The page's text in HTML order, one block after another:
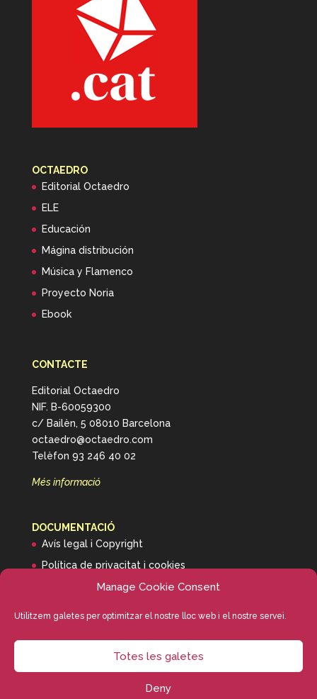
Manage Cookie Consent
Utilitzem galetes per optimitzar el nostre lloc web i el nostre servei.
Totes les galetes
Deny
OCTAEDRO
Editorial Octaedro
ELE
Educación
Mágina distribución
Música y Flamenco
Proyecto Noria
Ebook
CONTACTE
Editorial Octaedro
NIF. B-60059300
c/ Bailèn, 5 08010 Barcelona
octaedro@octaedro.com
Telèfon 93 246 40 02
Més informació
DOCUMENTACIÓ
Avís legal i Copyright
Política de privacitat i cookies
Informació de transport